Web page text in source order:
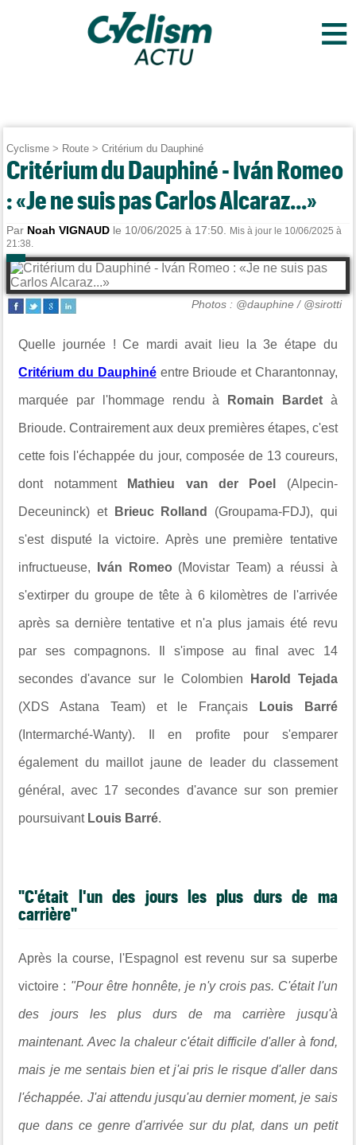
≡
Cyclisme > Route >Critérium du Dauphiné
Critérium du Dauphiné - Iván Romeo
: «Je ne suis pas Carlos Alcaraz...»
Par Noah VIGNAUD le 10/06/2025 à 17:50.
Mis à jour le 10/06/2025 à
21:38.
Photos : @dauphine / @sirotti
Quelle journée ! Ce mardi avait lieu la 3e étape du
Critérium du Dauphinéentre Brioude et Charantonnay,
marquée par l'hommage rendu à Romain Bardetà
Brioude. Contrairement aux deux premières étapes, c'est
cette fois l'échappée du jour, composée de 13 coureurs,
dont notamment Mathieu van der Poel (Alpecin-
Deceuninck) etBrieuc Rolland (Groupama-FDJ), qui
s'est disputé la victoire. Après une première tentative
infructueuse, Iván Romeo (Movistar Team) a réussi à
s'extirper du groupe de tête à 6 kilomètres de l'arrivée
après sa dernière tentative et n'a plus jamais été revu
par ses compagnons. Il s'impose au final avec 14
secondes d'avance sur le Colombien Harold Tejada
(XDS Astana Team) et le Français Louis Barré
(Intermarché-Wanty). Il en profite pour s'emparer
également du maillot jaune de leader du classement
général, avec 17 secondes d'avance sur son premier
poursuivant Louis Barré.
"C'était l'un des jours les plus durs de ma
carrière"
Après la course, l'Espagnol est revenu sur sa superbe
victoire : "Pour être honnête, je n'y crois pas. C'était l'un
des jours les plus durs de ma carrière jusqu'à
maintenant. Avec la chaleur c'était difficile d'aller à fond,
mais je me sentais bien et j'ai pris le risque d'aller dans
l'échappée. J'ai attendu jusqu'au dernier moment, je sais
que dans ce genre d'arrivée sur du plat, dans un petit